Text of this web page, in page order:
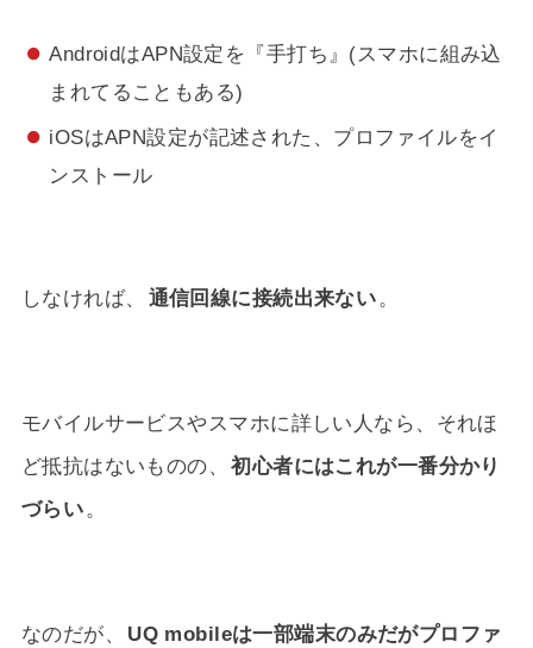
AndroidはAPN設定を『手打ち』(スマホに組み込
まれてることもある)
iOSはAPN設定が記述された、プロファイルをイ
ンストール
しなければ、 通信回線に接続出来ない。
モバイルサービスやスマホに詳しい人なら、それほ
ど抵抗はないものの、 初心者にはこれが一番分かり
づらい。
なのだが、
UQ mobileは一部端末のみだがプロファ